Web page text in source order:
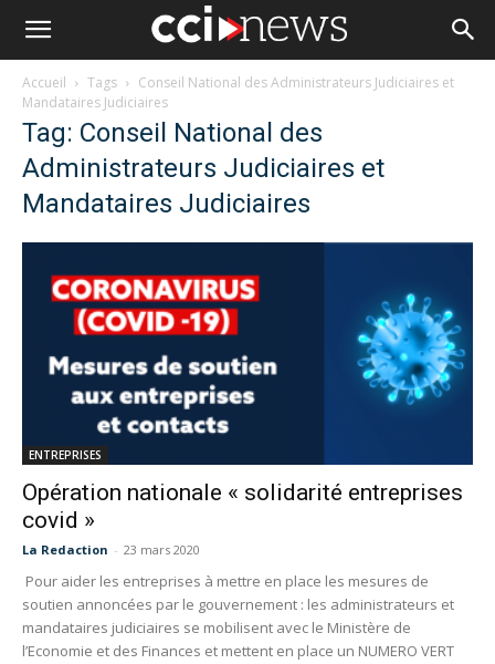
Accueil Tags
Conseil National des Administrateurs Judiciaires et
Mandataires Judiciaires
Tag: Conseil National des
Administrateurs Judiciaires et
Mandataires Judiciaires
ENTREPRISES
Opération nationale « solidarité entreprises
covid »
La Redaction - 23 mars 2020
Pour aider les entreprises à mettre en place les mesures de
soutien annoncées par le gouvernement : les administrateurs et
mandataires judiciaires se mobilisent avec le Ministère de
l’Economie et des Finances et mettent en place un NUMERO VERT